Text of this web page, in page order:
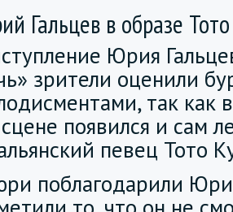
Гальцев в образе
Юрия
зрители оценили
так как
появился и сам
певец Тото
поблагодарили